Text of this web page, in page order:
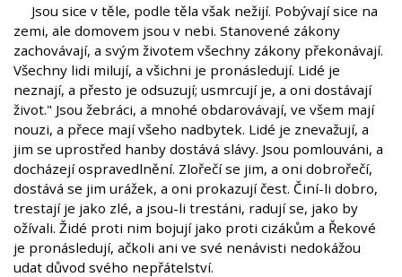
Jsou sice v těle, podle těla však nežijí. Pobývají sice na
zemi, ale domovem jsou v nebi. Stanovené zákony
zachovávají, a svým životem všechny zákony překonávají.
Všechny lidi milují, a všichni je pronásledují. Lidé je
neznají, a přesto je odsuzují; usmrcují je, a oni dostávají
život." Jsou žebráci, a mnohé obdarovávají, ve všem mají
nouzi, a přece mají všeho nadbytek. Lidé je znevažují, a
jim se uprostřed hanby dostává slávy. Jsou pomlouváni, a
docházejí ospravedlnění. Zlořečí se jim, a oni dobrořečí,
dostává se jim urážek, a oni prokazují čest. Činí-li dobro,
trestají je jako zlé, a jsou-li trestáni, radují se, jako by
ožívali. Židé proti nim bojují jako proti cizákům a Řekové
je pronásledují, ačkoli ani ve své nenávisti nedokážou
udat důvod svého nepřátelství.